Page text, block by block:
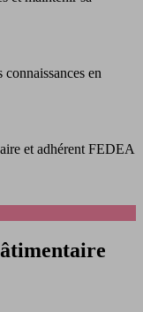
en
et adhérent FEDEA